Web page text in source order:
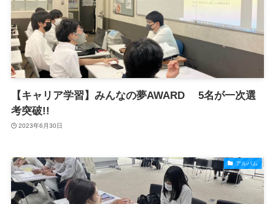
【キャリア学習】みんなの夢AWARD 5名が一次選
考突破!!
2023年6月30日
アルバム